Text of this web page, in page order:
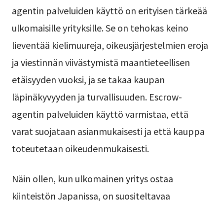
agentin palveluiden käyttö on erityisen tärkeää
ulkomaisille yrityksille. Se on tehokas keino
lieventää kielimuureja, oikeusjärjestelmien eroja
ja viestinnän viivästymistä maantieteellisen
etäisyyden vuoksi, ja se takaa kaupan
läpinäkyvyyden ja turvallisuuden. Escrow-
agentin palveluiden käyttö varmistaa, että
varat suojataan asianmukaisesti ja että kauppa
toteutetaan oikeudenmukaisesti.
Näin ollen, kun ulkomainen yritys ostaa
kiinteistön Japanissa, on suositeltavaa